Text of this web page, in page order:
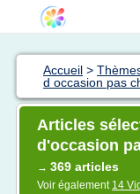
Accueil >
d occasion pas
Articles
d'occasion
→ 369 articles
Voir également 14